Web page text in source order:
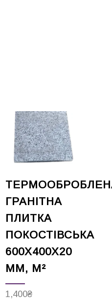
ГРАНІТНА
ПЛИТКА
ПОКОСТІВСЬКА
600Х400Х20
ММ, М²
1,400₴